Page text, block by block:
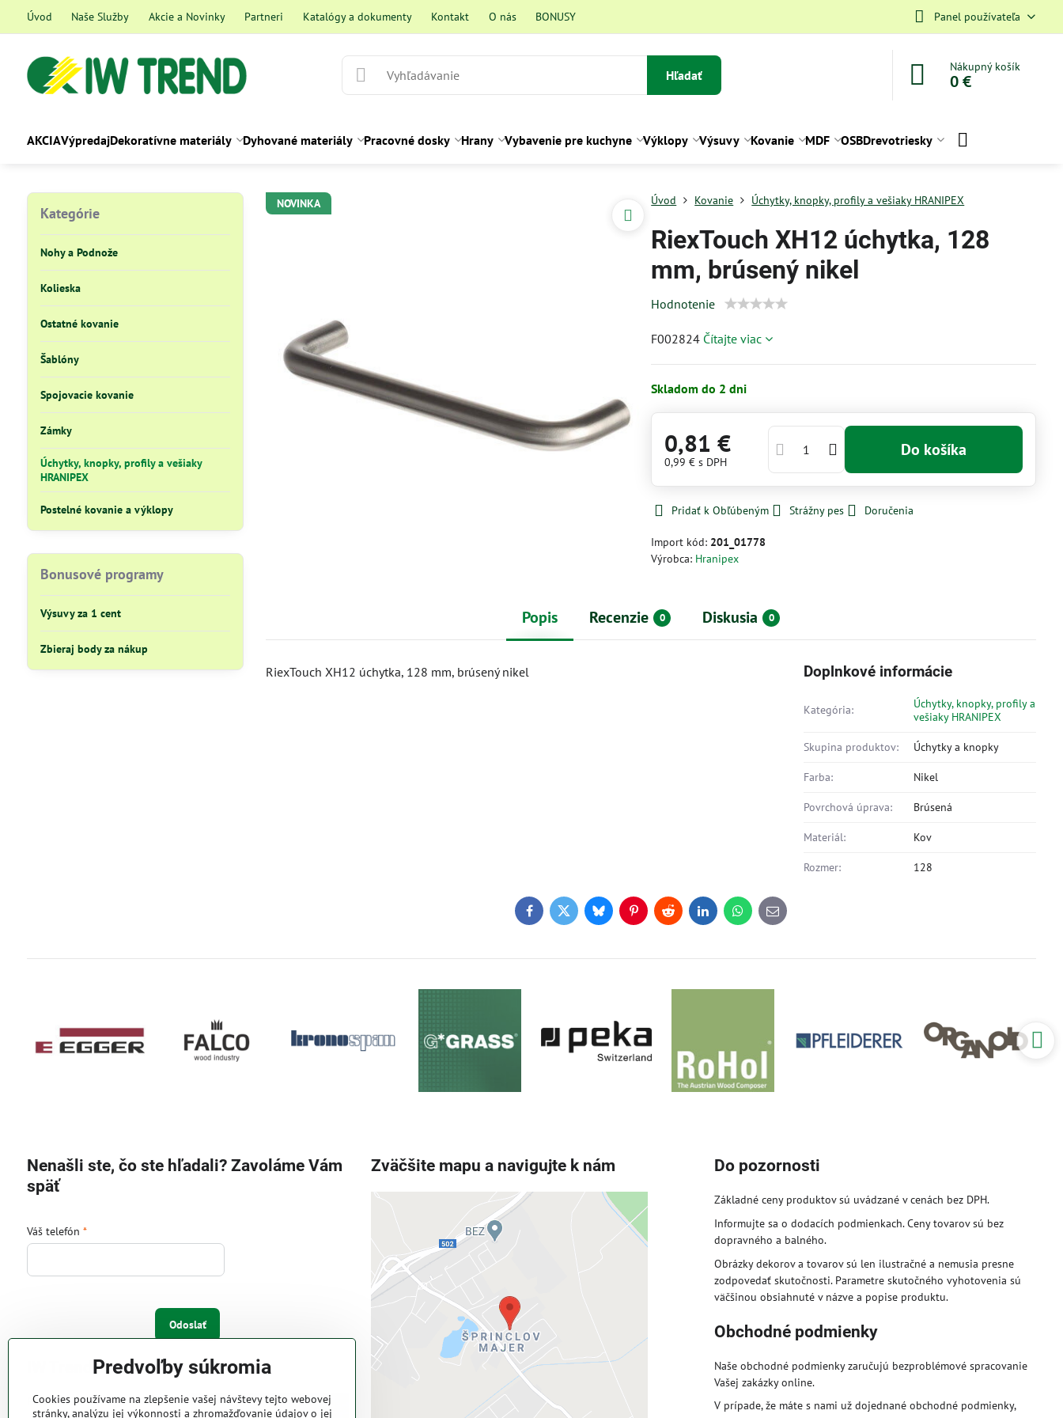
Úvod Naše Služby Akcie a Novinky Partneri Katalógy a dokumenty Kontakt O nás BONUSY Panel používateľa
Hľadať
Nákupný košík
0 €
AKCIAVýpredajDekoratívne materiály Dyhované materiály Pracovné dosky Hrany Vybavenie pre kuchyne Výklopy Výsuvy Kovanie MDF OSBDrevotriesky
NOVINKA Úvod Kovanie Úchytky, knopky, profily a vešiaky HRANIPEX
RiexTouch XH12 úchytka, 128
mm, brúsený nikel
Hodnotenie
F002824 Čítajte viac
Skladom do 2 dni
0,81 €
0,99 €s DPH
Do košíka
Pridať k Obľúbeným Strážny pes Doručenia
Import kód: 201_01778
Výrobca: Hranipex
Popis Recenzie 0 Diskusia 0
RiexTouch XH12 úchytka, 128 mm, brúsený nikel Doplnkové informácie
Kategória:
Úchytky, knopky, profily a
vešiaky HRANIPEX
Skupina produktov: Úchytky a knopky
Farba: Nikel
Povrchová úprava: Brúsená
Materiál: Kov
Rozmer: 128
FacebookTwitterBlueskyPinterestRedditLinkedInWhatsApp
E-
mail
Kategórie
Nohy a Podnože
Kolieska
Ostatné kovanie
Šablóny
Spojovacie kovanie
Zámky
Úchytky, knopky, profily a vešiaky
HRANIPEX
Postelné kovanie a výklopy
Bonusové programy
Výsuvy za 1 cent
Zbieraj body za nákup
Nenašli ste, čo ste hľadali? Zavoláme Vám
späť
Váš telefón *
Odoslať
IW Trend s.r.o.
Pri Majeri 6
Zväčšite mapu a navigujte k nám
Externý obsah je blokovaný
Prajete si načítať externý obsah?
Povoliť tentokrát
Povoliť a zapamätať - súhlas s druhom
cookie: Funkčné
Do pozornosti
Základné ceny produktov sú uvádzané v cenách bez DPH.
Informujte sa o dodacích podmienkach. Ceny tovarov sú bez
dopravného a balného.
Obrázky dekorov a tovarov sú len ilustračné a nemusia presne
zodpovedať skutočnosti. Parametre skutočného vyhotovenia sú
väčšinou obsiahnuté v názve a popise produktu.
Obchodné podmienky
Naše obchodné podmienky zaručujú bezproblémové spracovanie
Vašej zakázky online.
V prípade, že máte s nami už dojednané obchodné podmienky,
Predvoľby súkromia
Cookies používame na zlepšenie vašej návštevy tejto webovej
stránky, analýzu jej výkonnosti a zhromažďovanie údajov o jej